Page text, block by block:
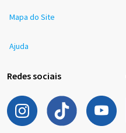
Mapa do Site
Ajuda
Redes sociais